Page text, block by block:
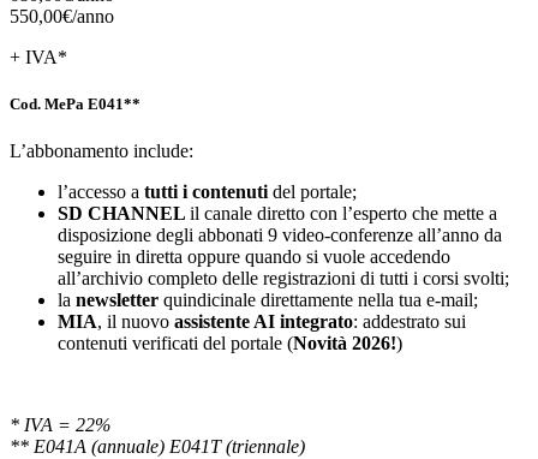
550,00€/anno
+ IVA*
Cod. MePa E041**
L’abbonamento include:
l’accesso a tutti i contenutidel portale;
SD CHANNEL il canale diretto con l’esperto che mette a
disposizione degli abbonati 9 video-conferenze all’anno da
seguire in diretta oppure quando si vuole accedendo
all’archivio completo delle registrazioni di tutti i corsi svolti;
la newsletter quindicinale direttamente nella tua e-mail;
MIA, il nuovo assistente AI integrato: addestrato sui
contenuti verificati del portale (Novità 2026!)
* IVA = 22%
** E041A (annuale) E041T (triennale)